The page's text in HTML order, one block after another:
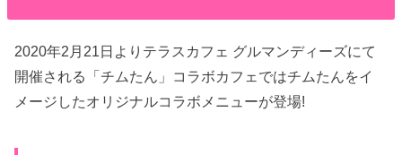
2020年2月21日よりテラスカフェ グルマンディーズにて
開催される「チムたん」コラボカフェではチムたんをイ
メージしたオリジナルコラボメニューが登場!